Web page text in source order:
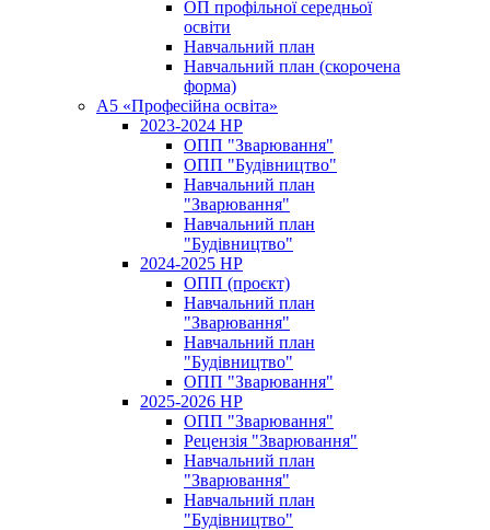
ОП профільної середньої
освіти
Навчальний план
Навчальний план (скорочена
форма)
A5 «Професійна освіта»
2023-2024 НР
ОПП "Зварювання"
ОПП "Будівництво"
Навчальний план
"Зварювання"
Навчальний план
"Будівництво"
2024-2025 НР
ОПП (проєкт)
Навчальний план
"Зварювання"
Навчальний план
"Будівництво"
ОПП "Зварювання"
2025-2026 НР
ОПП "Зварювання"
Рецензія "Зварювання"
Навчальний план
"Зварювання"
Навчальний план
"Будівництво"